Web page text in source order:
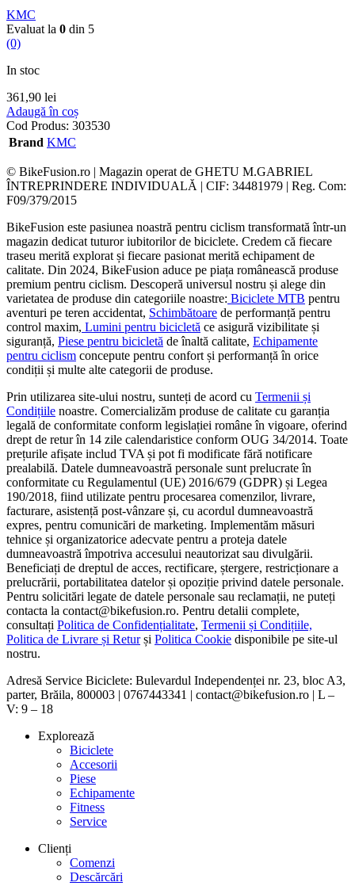
KMC
Evaluat la 0 din 5
(0)
In stoc
361,90 lei
Adaugă în coș
Cod Produs: 303530
Brand KMC
© BikeFusion.ro | Magazin operat de GHETU M.GABRIEL
ÎNTREPRINDERE INDIVIDUALĂ | CIF: 34481979 | Reg. Com:
F09/379/2015
BikeFusion este pasiunea noastră pentru ciclism transformată într-un
magazin dedicat tuturor iubitorilor de biciclete. Credem că fiecare
traseu merită explorat și fiecare pasionat merită echipament de
calitate. Din 2024, BikeFusion aduce pe piața românească produse
premium pentru ciclism. Descoperă universul nostru și alege din
varietatea de produse din categoriile noastre: Biciclete MTB pentru
aventuri pe teren accidentat, Schimbătoare de performanță pentru
control maxim, Lumini pentru bicicletă ce asigură vizibilitate și
siguranță, Piese pentru bicicletă de înaltă calitate, Echipamente
pentru ciclism concepute pentru confort și performanță în orice
condiții și multe alte categorii de produse.
Prin utilizarea site-ului nostru, sunteți de acord cu Termenii și
Condițiile noastre. Comercializăm produse de calitate cu garanția
legală de conformitate conform legislației române în vigoare, oferind
drept de retur în 14 zile calendaristice conform OUG 34/2014. Toate
prețurile afișate includ TVA și pot fi modificate fără notificare
prealabilă. Datele dumneavoastră personale sunt prelucrate în
conformitate cu Regulamentul (UE) 2016/679 (GDPR) și Legea
190/2018, fiind utilizate pentru procesarea comenzilor, livrare,
facturare, asistență post-vânzare și, cu acordul dumneavoastră
expres, pentru comunicări de marketing. Implementăm măsuri
tehnice și organizatorice adecvate pentru a proteja datele
dumneavoastră împotriva accesului neautorizat sau divulgării.
Beneficiați de dreptul de acces, rectificare, ștergere, restricționare a
prelucrării, portabilitatea datelor și opoziție privind datele personale.
Pentru solicitări legate de datele personale sau reclamații, ne puteți
contacta la contact@bikefusion.ro. Pentru detalii complete,
consultați Politica de Confidențialitate, Termenii și Condițiile,
Politica de Livrare și Returși Politica Cookie disponibile pe site-ul
nostru.
Adresă Service Biciclete: Bulevardul Independenței nr. 23, bloc A3,
parter, Brăila, 800003 | 0767443341 | contact@bikefusion.ro | L –
V: 9 – 18
Explorează
Biciclete
Accesorii
Piese
Echipamente
Fitness
Service
Clienți
Comenzi
Descărcări